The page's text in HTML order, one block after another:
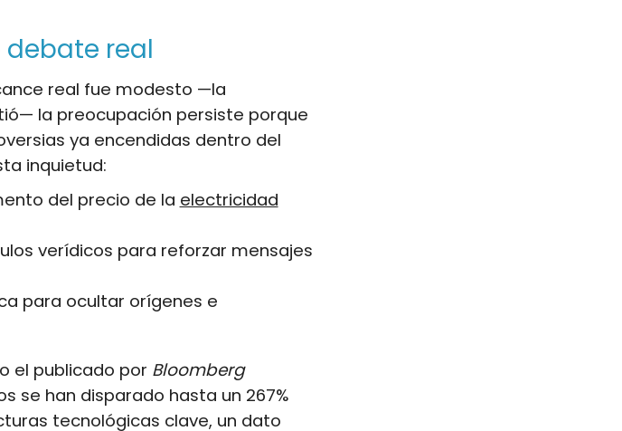
real
real fue modesto —la
la preocupación persiste porque
ya encendidas dentro del
inquietud:
del precio de la electricidad
verídicos para reforzar mensajes
para ocultar orígenes e
el publicado por Bloomberg
se han disparado hasta un 267%
tecnológicas clave, un dato